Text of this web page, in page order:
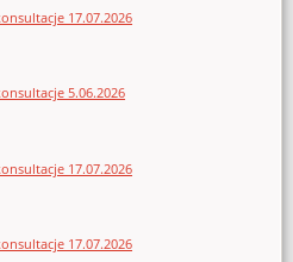
17.07.2026
5.06.2026
17.07.2026
17.07.2026